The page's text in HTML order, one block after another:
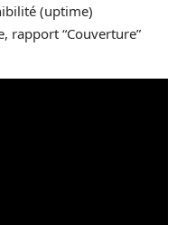
(uptime)
rapport “Couverture”